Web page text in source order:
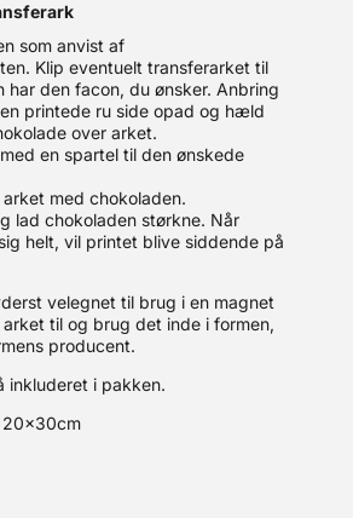
som anvist af
Klip eventuelt transferarket til
har den facon, du ønsker. Anbring
printede ru side opad og hæld
over arket.
en spartel til den ønskede
med chokoladen.
lad chokoladen størkne. Når
helt, vil printet blive siddende på
velegnet til brug i en magnet
til og brug det inde i formen,
producent.
inkluderet i pakken.
20x30cm